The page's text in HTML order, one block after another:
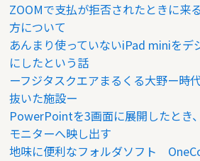
ZOOMで支払が拒否されたときに来
方について
あんまり使っていないiPad miniをデ
にしたという話
ーフジタスクエアまるくる大野ー時
抜いた施設ー
PowerPointを3画面に展開したとき
モニターへ映し出す
地味に便利なフォルダソフト